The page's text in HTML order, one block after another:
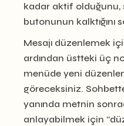
kadar aktif olduğunu,
butonunun kalktığını
Mesajı düzenlemek
ardından üstteki üç
menüde yeni
göreceksiniz.
yanında metnin
anlayabilmek için